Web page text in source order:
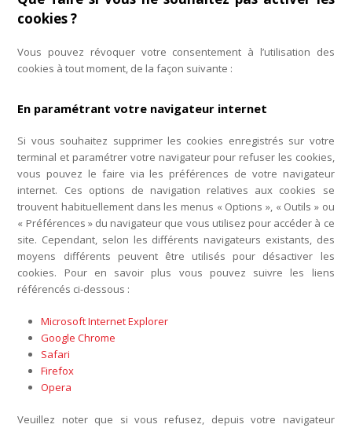
cookies ?
Vous pouvez révoquer votre consentement à l’utilisation des
cookies à tout moment, de la façon suivante :
En paramétrant votre navigateur internet
Si vous souhaitez supprimer les cookies enregistrés sur votre
terminal et paramétrer votre navigateur pour refuser les cookies,
vous pouvez le faire via les préférences de votre navigateur
internet. Ces options de navigation relatives aux cookies se
trouvent habituellement dans les menus « Options », « Outils » ou
« Préférences » du navigateur que vous utilisez pour accéder à ce
site. Cependant, selon les différents navigateurs existants, des
moyens différents peuvent être utilisés pour désactiver les
cookies. Pour en savoir plus vous pouvez suivre les liens
référencés ci-dessous :
Microsoft Internet Explorer
Google Chrome
Safari
Firefox
Opera
Veuillez noter que si vous refusez, depuis votre navigateur